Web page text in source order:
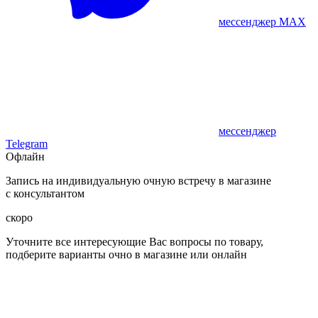
мессенджер MAX
мессенджер
Telegram
Офлайн
Запись на индивидуальную очную встречу в магазине
с консультантом
скоро
Уточните все интересующие Вас вопросы по товару,
подберите варианты очно в магазине или онлайн